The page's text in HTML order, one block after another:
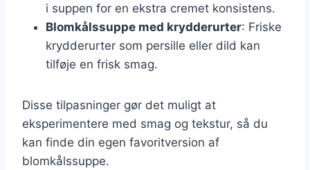
i suppen for en ekstra cremet konsistens.
Blomkålssuppe med krydderurter: Friske
krydderurter som persille eller dild kan
tilføje en frisk smag.
Disse tilpasninger gør det muligt at
eksperimentere med smag og tekstur, så du
kan finde din egen favoritversion af
blomkålssuppe.